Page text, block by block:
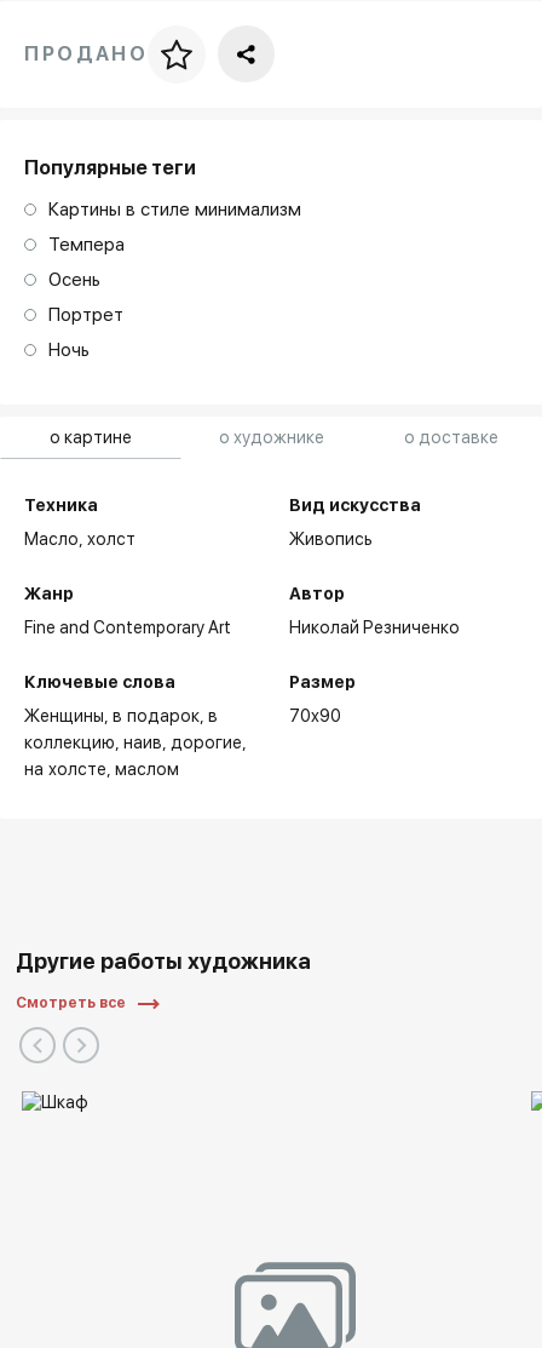
о картине о художнике о доставке
Техника
Масло,холст
Жанр
Fine and Contemporary Art
Ключевые слова
Женщины в подарок в
коллекцию наив дорогие
на холсте маслом
Вид искусства
Живопись
Автор
Николай Резниченко
Размер
70x90
Цена за багет
ПРОДАНО
Популярные теги
Картины в стиле минимализм
Темпера
Осень
Портрет
Ночь
Другие работы художника
Смотреть все